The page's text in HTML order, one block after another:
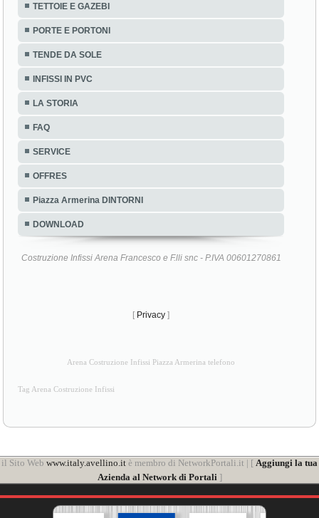
TETTOIE E GAZEBI
PORTE E PORTONI
TENDE DA SOLE
INFISSI IN PVC
LA STORIA
FAQ
SERVICE
OFFRES
Piazza Armerina DINTORNI
DOWNLOAD
Costruzione Infissi Arena Francesco e F.lli snc - P.IVA 00601270861
[ Privacy ]
Arena Costruzione Infissi Piazza Armerina telefono
Tag Arena Costruzione Infissi
il Sito Web www.italy.avellino.it è membro di NetworkPortali.it | [ Aggiungi la tua
Azienda al Network di Portali ]